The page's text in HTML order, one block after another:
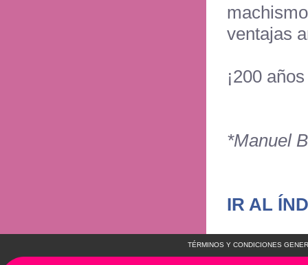
ventajas
¡200
*Manuel
IR AL
TÉRMINOS Y CONDICIONES